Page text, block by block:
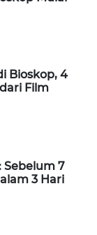
Bioskop, 4
Film
Sebelum 7
3 Hari